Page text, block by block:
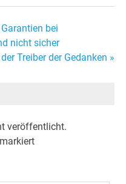
bei
nicht sicher
Treiber der Gedanken »
veröffentlicht.
markiert